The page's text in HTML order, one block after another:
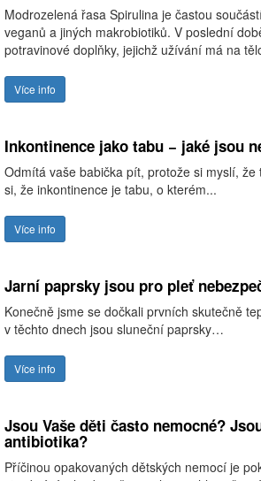
Modrozelená řasa Spirulina je častou
veganů a jiných makrobiotiků. V poslední
potravinové doplňky, jejichž užívání má na
Více info
Inkontinence jako tabu − jaké jsou
Odmítá vaše babička pít, protože si myslí,
si, že inkontinence je tabu, o kterém...
Více info
Jarní paprsky jsou pro pleť
Konečně jsme se dočkali prvních skutečně
v těchto dnech jsou sluneční paprsky…
Více info
Jsou Vaše děti často nemocné?
antibiotika?
Příčinou opakovaných dětských nemocí je